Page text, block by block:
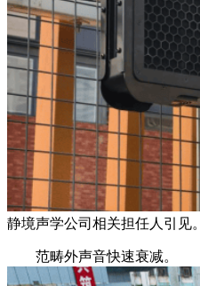
静境声学公司相关担任人引见。
范畴外声音快速衰减。